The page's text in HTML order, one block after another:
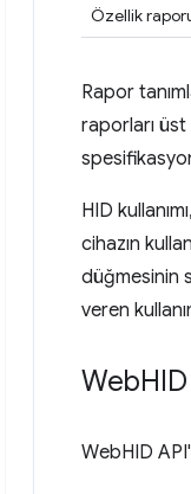
Özellik
Rapor
raporları üst
HID
cihazın
düğmesinin
veren
Web
WebHID